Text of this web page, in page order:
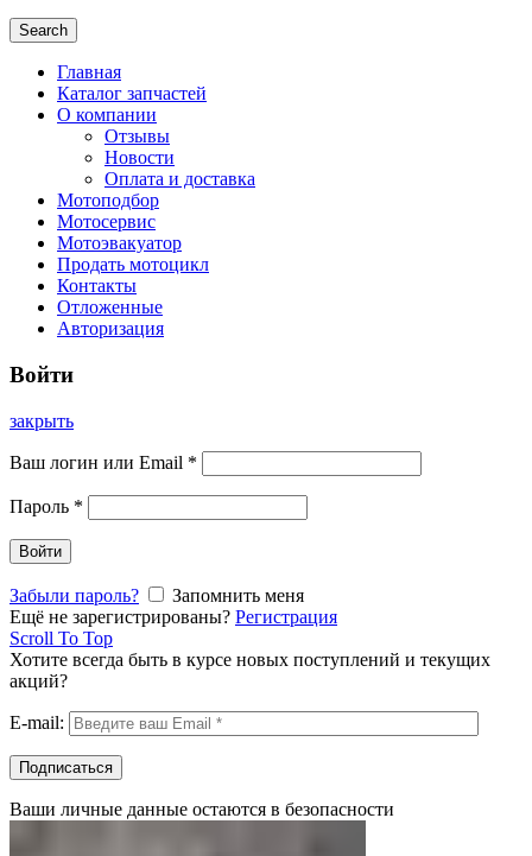
Search
Главная
Каталог запчастей
О компании
Отзывы
Новости
Оплата и доставка
Мотоподбор
Мотосервис
Мотоэвакуатор
Продать мотоцикл
Контакты
Отложенные
Авторизация
Войти
закрыть
Ваш логин или Email *
Пароль *
Войти
Забыли пароль?
Запомнить меня
Ещё не зарегистрированы? Регистрация
Scroll To Top
Хотите всегда быть в курсе новых поступлений и текущих
акций?
E-mail:
Ваши личные данные остаются в безопасности